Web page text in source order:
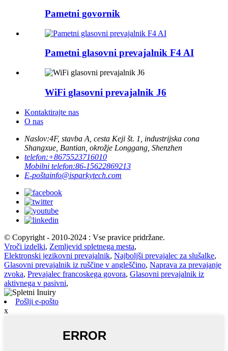
Pametni govornik
Pametni glasovni prevajalnik F4 AI
WiFi glasovni prevajalnik J6
Kontaktirajte nas
O nas
Naslov:4F, stavba A, cesta Keji št. 1, industrijska cona
Shangxue, Bantian, okrožje Longgang, Shenzhen
telefon:+8675523716010
Mobilni telefon:86-15622869213
E-poštainfo@isparkytech.com
© Copyright - 2010-2024 : Vse pravice pridržane.
Vroči izdelki, Zemljevid spletnega mesta,
Elektronski jezikovni prevajalnik, Najboljši prevajalec za slušalke,
Glasovni prevajalnik iz ruščine v angleščino, Naprava za prevajanje
zvoka, Prevajalec francoskega govora, Glasovni prevajalnik iz
aktivnega v pasivni,
Pošlji e-pošto
x